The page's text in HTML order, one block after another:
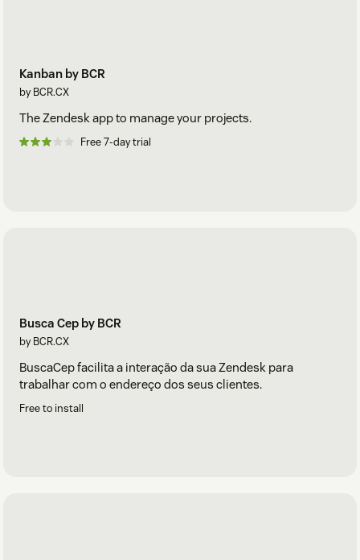
Kanban by BCR
by BCR.CX
The Zendesk app to manage your projects.
Free 7-day trial
Busca Cep by BCR
by BCR.CX
BuscaCep facilita a interação da sua Zendesk para
trabalhar com o endereço dos seus clientes.
Free to install